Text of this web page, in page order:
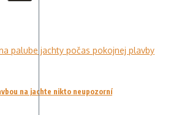
na jachte nikto neupozorní